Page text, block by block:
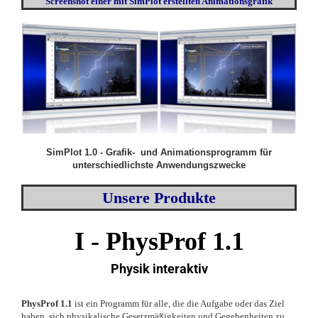
SimPlot 1.0 - Grafik- und Animationsprogramm für
unterschiedlichste Anwendungszwecke
Unsere Produkte
I - PhysProf 1.1
Physik interaktiv
PhysProf 1.1 ist ein Programm für alle, die die Aufgabe oder das Ziel